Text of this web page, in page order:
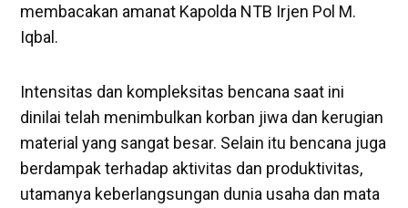
membacakan amanat Kapolda NTB Irjen Pol M.
Iqbal.
Intensitas dan kompleksitas bencana saat ini
dinilai telah menimbulkan korban jiwa dan kerugian
material yang sangat besar. Selain itu bencana juga
berdampak terhadap aktivitas dan produktivitas,
utamanya keberlangsungan dunia usaha dan mata